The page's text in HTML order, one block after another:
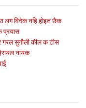
लग विवेक नहि होइत छैक
प्रयास
गरल सुगौली कील क टीस
नायक